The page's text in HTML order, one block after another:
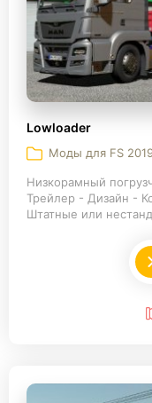
Lowloader
Моды для FS
Низкорамный
Трейлер - Дизайн -
Штатные или